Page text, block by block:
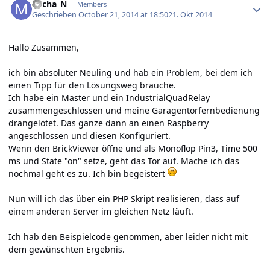
Micha_N Members
GeschriebenOctober 21, 2014 at 18:5021. Okt 2014
Hallo Zusammen,
ich bin absoluter Neuling und hab ein Problem, bei dem ich
einen Tipp für den Lösungsweg brauche.
Ich habe ein Master und ein IndustrialQuadRelay
zusammengeschlossen und meine Garagentorfernbedienung
drangelötet. Das ganze dann an einen Raspberry
angeschlossen und diesen Konfiguriert.
Wenn den BrickViewer öffne und als Monoflop Pin3, Time 500
ms und State "on" setze, geht das Tor auf. Mache ich das
nochmal geht es zu. Ich bin begeistert
Nun will ich das über ein PHP Skript realisieren, dass auf
einem anderen Server im gleichen Netz läuft.
Ich hab den Beispielcode genommen, aber leider nicht mit
dem gewünschten Ergebnis.